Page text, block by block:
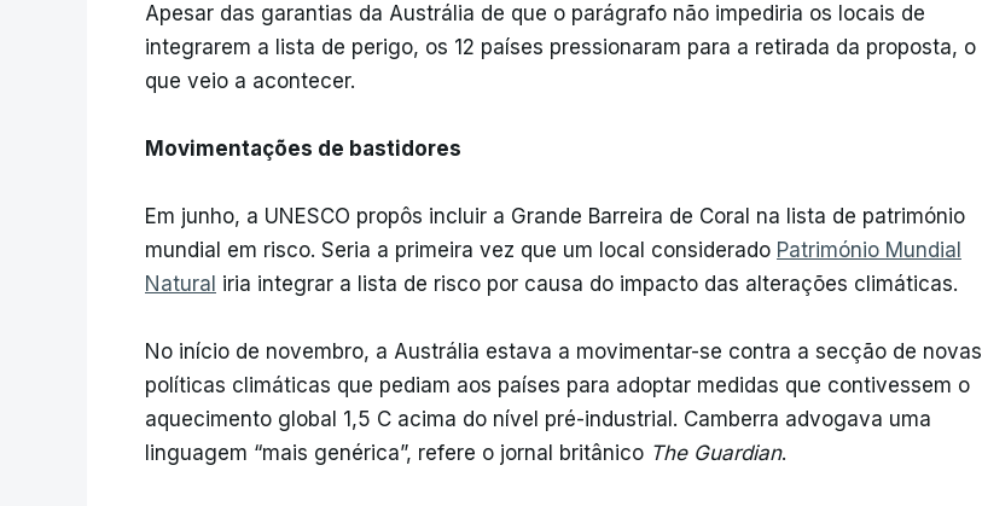
Apesar das garantias da Austrália de que o parágrafo não impediria os locais de
integrarem a lista de perigo, os 12 países pressionaram para a retirada da proposta, o
que veio a acontecer.
Movimentações de bastidores
Em junho, a UNESCO propôs incluir a Grande Barreira de Coral na lista de património
mundial em risco. Seria a primeira vez que um local considerado Património Mundial
Natural iria integrar a lista de risco por causa do impacto das alterações climáticas.
No início de novembro, a Austrália estava a movimentar-se contra a secção de novas
políticas climáticas que pediam aos países para adoptar medidas que contivessem o
aquecimento global 1,5 C acima do nível pré-industrial. Camberra advogava uma
linguagem “mais genérica”, refere o jornal britânico The Guardian.